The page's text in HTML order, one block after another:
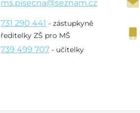
ms.pisecna@seznam.cz
731 290 441 - zástupkyně
ředitelky ZŠ pro MŠ
739 499 707 - učitelky